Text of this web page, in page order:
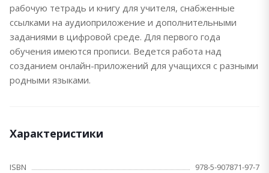
рабочую тетрадь и книгу для учителя, снабженные
ссылками на аудиоприложение и дополнительными
заданиями в цифровой среде. Для первого года
обучения имеются прописи. Ведется работа над
созданием онлайн-приложений для учащихся с разными
родными языками.
Характеристики
ISBN
978-5-907871-97-7